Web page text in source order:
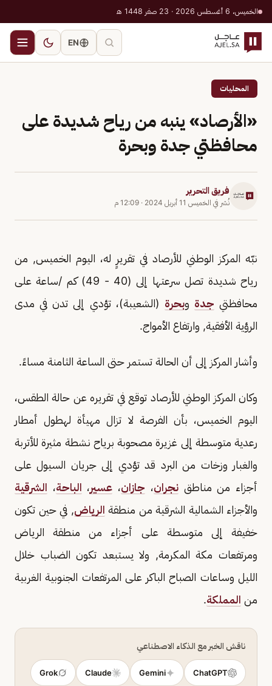
الخميس، 6 أغسطس 2026 · 23 صفر 1448 هـ
EN
المحليات
«الأرصاد» ينبه من رياح شديدة على
محافظتي جدة وبحرة
فريق التحرير
نُشر في الخميس 11 أبريل 2024 · 12:09 م
نبّه المركز الوطني للأرصاد في تقريرٍ له، اليوم الخميس, من
رياح شديدة تصل سرعتها إلى (40 - 49) كم /ساعة على
محافظتي جدة وبحرة (الشعيبة)، تؤدي إلى تدن في مدى
الرؤية الأفقية, وارتفاع الأمواج.
وأشار المركز إلى أن الحالة تستمر حتى الساعة الثامنة مساءً.
وكان المركز الوطني للأرصاد توقع في تقريره عن حالة الطقس،
اليوم الخميس، بأن الفرصة لا تزال مهيأة لهطول أمطار
رعدية متوسطة إلى غزيرة مصحوبة برياح نشطة مثيرة للأتربة
والغبار وزخات من البرد قد تؤدي إلى جريان السيول على
أجزاء من مناطقنجران، جازان، عسير، الباحة، الشرقية
والأجزاء الشمالية الشرقية من منطقة الرياض, في حين تكون
خفيفة إلى متوسطة على أجزاء من منطقة الرياض
ومرتفعات مكة المكرمة, ولا يستبعد تكون الضباب خلال
الليل وساعات الصباح الباكر على المرتفعات الجنوبية الغربية
من المملكة.
ناقش الخبر مع الذكاء الاصطناعي
ChatGPT
Gemini
Claude
Grok